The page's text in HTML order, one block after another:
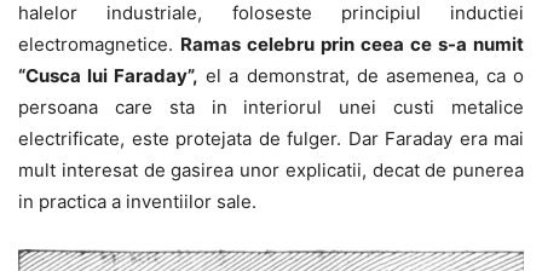
halelor industriale, foloseste principiul inductiei
electromagnetice. Ramas celebru prin ceea ce s-a numit
“Cusca lui Faraday”, el a demonstrat, de asemenea, ca o
persoana care sta in interiorul unei custi metalice
electrificate, este protejata de fulger. Dar Faraday era mai
mult interesat de gasirea unor explicatii, decat de punerea
in practica a inventiilor sale.